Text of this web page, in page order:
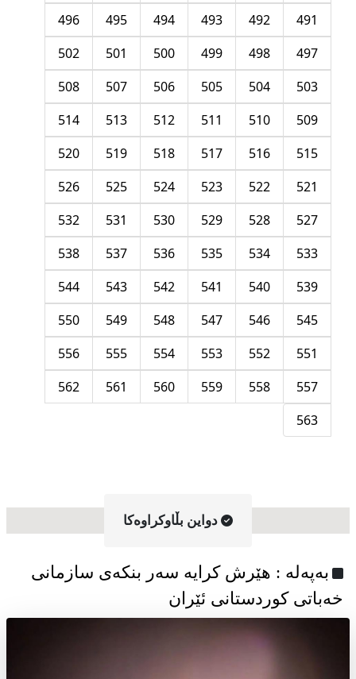
491
492
493
494
495
496
497
498
499
500
501
502
503
504
505
506
507
508
509
510
511
512
513
514
515
516
517
518
519
520
521
522
523
524
525
526
527
528
529
530
531
532
533
534
535
536
537
538
539
540
541
542
543
544
545
546
547
548
549
550
551
552
553
554
555
556
557
558
559
560
561
562
563
دواین بڵاوکراوه‌کا
به‌په‌له‌ : هێرش کرایە سەر بنکەی سازمانی
خەباتی کوردستانی ئێران